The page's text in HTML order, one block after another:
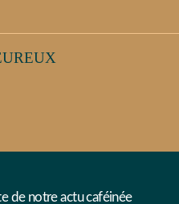
de notre actu caféinée